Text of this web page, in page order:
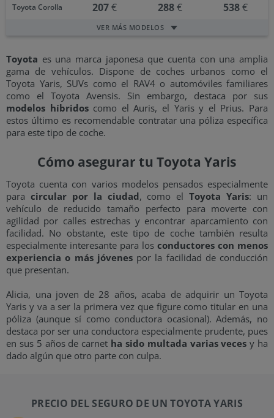
Toyota Corolla 207€ 288€ 538€
VER MÁS MODELOS
Toyota es una marca japonesa que cuenta con una amplia
gama de vehículos. Dispone de coches urbanos como el
Toyota Yaris, SUVs como el RAV4 o automóviles familiares
como el Toyota Avensis. Sin embargo, destaca por sus
modelos híbridoscomo el Auris, el Yaris y el Prius. Para
estos último es recomendable contratar una póliza específica
para este tipo de coche.
Cómo asegurar tu Toyota Yaris
Toyota cuenta con varios modelos pensados especialmente
para circular por la ciudad, como elToyota Yaris: un
vehículo de reducido tamaño perfecto para moverte con
agilidad por calles estrechas y encontrar aparcamiento con
facilidad. No obstante, este tipo de coche también resulta
especialmente interesante para los conductores con menos
experiencia o más jóvenes por la facilidad de conducción
que presentan.
Alicia, una joven de 28 años, acaba de adquirir un Toyota
Yaris y va a ser la primera vez que figure como titular en una
póliza (aunque sí como conductora ocasional). Además, no
destaca por ser una conductora especialmente prudente, pues
en sus 5 años de carnet ha sido multada varias veces y ha
dado algún que otro parte con culpa.
PRECIO DEL SEGURO DE UN TOYOTA YARIS